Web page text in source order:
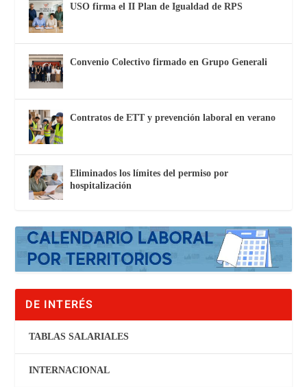
USO firma el II Plan de Igualdad de RPS
Convenio Colectivo firmado en Grupo Generali
Contratos de ETT y prevención laboral en verano
Eliminados los límites del permiso por
hospitalización
DE INTERÉS
TABLAS SALARIALES
INTERNACIONAL